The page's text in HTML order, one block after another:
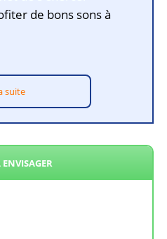
de bons sons à
suite
ENVISAGER